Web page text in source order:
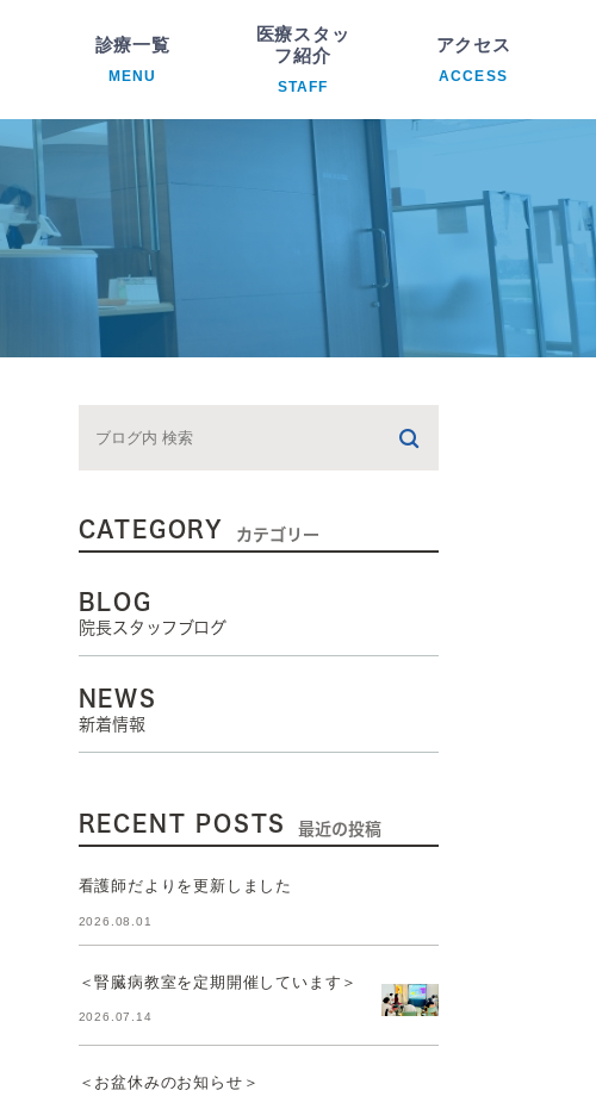
診療一覧
MENU
内科
透析内科
腎臓内科
循環器内科
リハビリテーション科
医療スタッ
フ紹介
STAFF
医療スタッフ紹介
アクセス
ACCESS
CATEGORY カテゴリー
BLOG
院長スタッフブログ
NEWS
新着情報
RECENT POSTS 最近の投稿
看護師だよりを更新しました
2026.08.01
＜腎臓病教室を定期開催しています＞
2026.07.14
＜お盆休みのお知らせ＞